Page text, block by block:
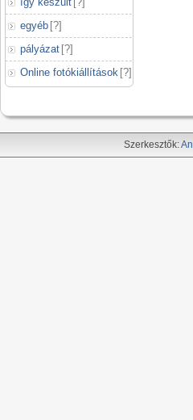
egyéb [?]
pályázat [?]
Online fotókiállítások [?]
Szerkesztők: